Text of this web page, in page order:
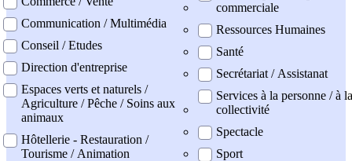
Communication / Multimédia
Conseil / Etudes
Direction d'entreprise
Espaces verts et naturels /
Agriculture / Pêche / Soins aux
animaux
Hôtellerie - Restauration /
Tourisme / Animation
commerciale
Ressources Humaines
Santé
Secrétariat / Assistanat
Services à la personne / à la
collectivité
Spectacle
Sport